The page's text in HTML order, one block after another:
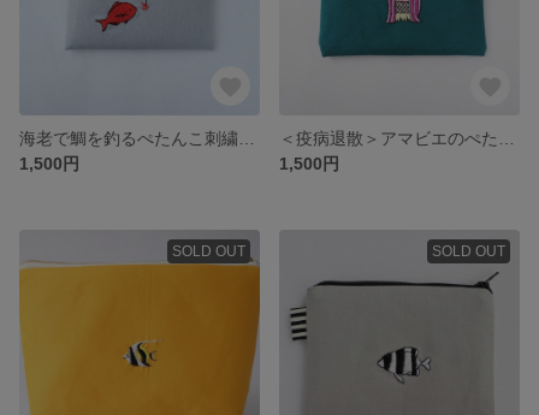
1,500円
1,500円
SOLD OUT SOLD OUT